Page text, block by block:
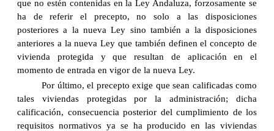
que no estén contenidas en la Ley Andaluza, forzosamente se
ha de referir el precepto, no solo a las disposiciones
posteriores a la nueva Ley sino también a la disposiciones
anteriores a la nueva Ley que también definen el concepto de
vivienda protegida y que resultan de aplicación en el
momento de entrada en vigor de la nueva Ley.
Por último, el precepto exige que sean calificadas como
tales viviendas protegidas por la administración; dicha
calificación, consecuencia posterior del cumplimiento de los
requisitos normativos ya se ha producido en las viviendas